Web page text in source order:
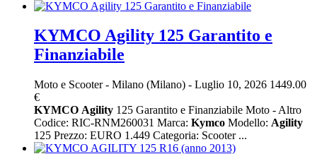
KYMCO Agility 125 Garantito e
Finanziabile
Moto e Scooter- Milano (Milano) - Luglio 10, 2026 1449.00
€
KYMCO Agility 125 Garantito e Finanziabile Moto - Altro
Codice: RIC-RNM260031 Marca: Kymco Modello: Agility
125 Prezzo: EURO 1.449 Categoria: Scooter ...